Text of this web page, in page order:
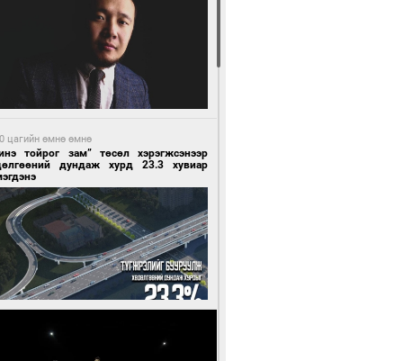
цагийн өмнө өмнө
тойрог зам” төсөл хэрэгжсэнээр
дундаж хурд 23.3 хувиар